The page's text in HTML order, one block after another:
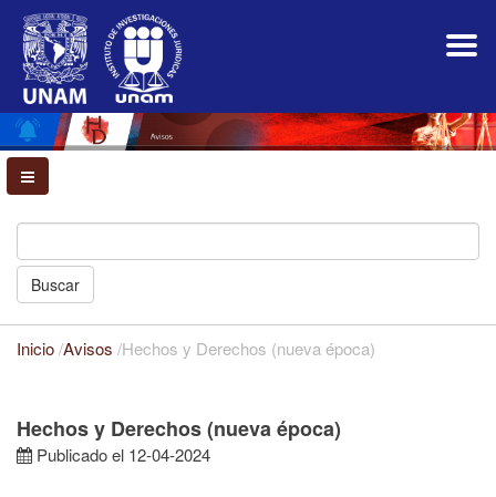
Navegación
principal
Contenido
principal
Barra
lateral
Buscar
Inicio/Avisos /Hechos y Derechos (nueva época)
Hechos y Derechos (nueva época)
Publicado el 12-04-2024